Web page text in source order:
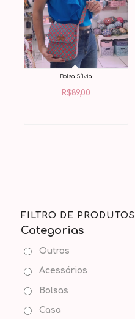
Bolsa Sílvia
R$89,00
FILTRO DE PRODUTOS
Categorias
Outros
Acessórios
Bolsas
Casa